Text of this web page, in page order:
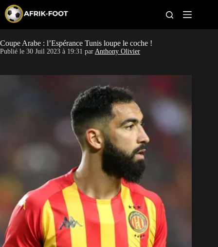
p
o
c
n
CAN féminine
Pays
Clubs
Classement
Paris sportifs
Coupe Arabe : l’Espérance Tunis loupe le coche !
Publié le 30 Juil 2023 à 19:31 par Anthony Olivier